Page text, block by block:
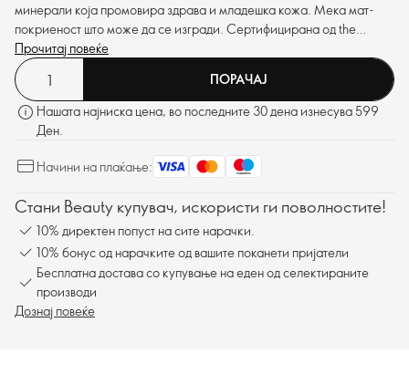
минерали која промовира здрава и младешка кожа. Мека мат-
покриеност што може да се изгради. Сертифицирана од the
Vegan Society™.
Прочитај повеќе
ПОРАЧАЈ
Нашата најниска цена, во последните 30 дена изнесува 599
Ден.
Начини на плаќање:
Стани Beauty купувач, искористи ги поволностите!
10% директен попуст на сите нарачки.
10% бонус од нарачките од вашите поканети пријатели
Бесплатна достава со купување на еден од селектираните
производи
Дознај повеќе